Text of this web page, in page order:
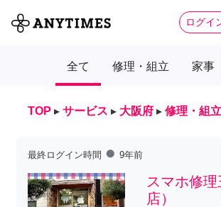
ログイ
全て 修理・組立 家事
TOP ▸ サービス ▸ 大阪府 ▸ 修理・組立
最終ログイン時間 fiber_manual_record 9年前
スマホ修
店）